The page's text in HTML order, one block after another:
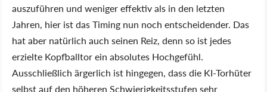
auszuführen und weniger effektiv als in den letzten
Jahren, hier ist das Timing nun noch entscheidender. Das
hat aber natürlich auch seinen Reiz, denn so ist jedes
erzielte Kopfballtor ein absolutes Hochgefühl.
Ausschließlich ärgerlich ist hingegen, dass die KI-Torhüter
selbst auf den höheren Schwierigkeitsstufen sehr